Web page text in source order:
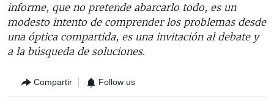
informe, que no pretende abarcarlo todo, es un
modesto intento de comprender los problemas desde
una óptica compartida, es una invitación al debate y
a la búsqueda de soluciones.
Compartir Follow us